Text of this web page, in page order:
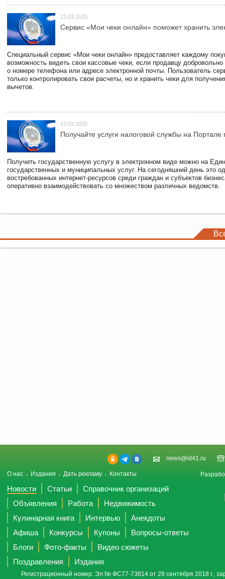
13.03.2025
Сервис «Мои чеки онлайн» поможет хранить
Специальный сервис «Мои чеки онлайн» предоставляет каждому
возможность видеть свои кассовые чеки, если продавцу
о номере телефона или адресе электронной почты. Пользователь
только контролировать свои расчеты, но и хранить чеки для
вычетов.
13.03.2025
Получайте услуги налоговой службы на Портале
Получить государственную услугу в электронном виде можно на
государственных и муниципальных услуг. На сегодняшний день это
востребованных интернет-ресурсов среди граждан и субъектов
оперативно взаимодействовать со множеством различных ведомств.
news@id41.ru
О нас Издания Дать рекламу Контакты
Новости Статьи
Справочник организаций
Объявления
Работа
Недвижимость
Кулинарная книга
Интервью
Анекдоты
Афиша
Конкурсы Купоны
Вопросы-ответы
Блоги
Фото-факты
Видео сюжеты
Поздравления
Издания
Регистрационный номер: Эл № ФС77-73814 от 28 сентября 2018 г.,